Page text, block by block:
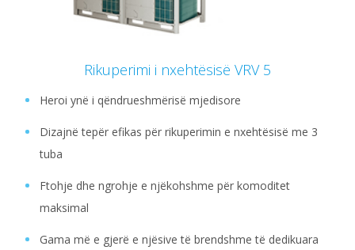
Rikuperimi i nxehtësisë VRV 5
Heroi ynë i qëndrueshmërisë mjedisore
Dizajnë tepër efikas për rikuperimin e nxehtësisë me 3
tuba
Ftohje dhe ngrohje e njëkohshme për komoditet
maksimal
Gama më e gjerë e njësive të brendshme të dedikuara